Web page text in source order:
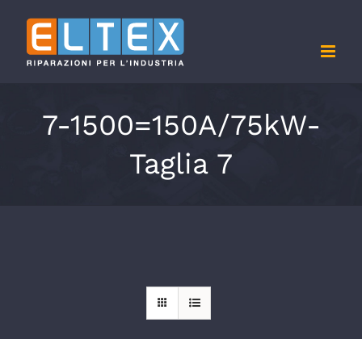
contenuto
7-1500=150A/75kW-
Taglia 7